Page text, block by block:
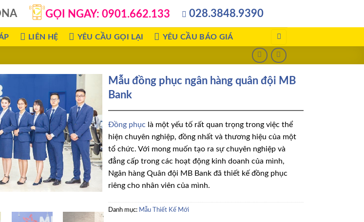
GỌI NGAY: 0901.662.133 028.3848.9390
LIÊN HỆ YÊU CẦU GỌI LẠI YÊU CẦU BÁO GIÁ
Mẫu đồng phục ngân hàng quân đội MB
Bank
Đồng phục là một yếu tố rất quan trọng trong việc thể
hiện chuyên nghiệp, đồng nhất và thương hiệu của một
tổ chức. Với mong muốn tạo ra sự chuyên nghiệp và
đẳng cấp trong các hoạt động kinh doanh của mình,
Ngân hàng Quân đội MB Bank đã thiết kế đồng phục
riêng cho nhân viên của mình.
Danh mục: Mẫu Thiết Kế Mới